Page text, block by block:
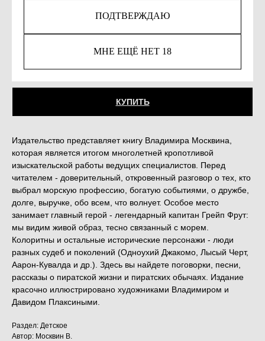
ПОДТВЕРЖДАЮ
МНЕ ЕЩЁ НЕТ 18
ИСТОРИЯ ОДНОГО ПИРАТА, ГРОЗЫ
322 р.
КУПИТЬ
Издательство представляет книгу Владимира Москвина,
которая является итогом многолетней кропотливой
изыскательской работы ведущих специалистов. Перед
читателем - доверительный, откровенный разговор о тех, кто
выбрал морскую профессию, богатую событиями, о дружбе,
долге, выручке, обо всем, что волнует. Особое место
занимает главный герой - легендарный капитан Грейп Фрут:
мы видим живой образ, тесно связанный с морем.
Колоритны и остальные исторические персонажи - люди
разных судеб и поколений (Одноухий Джакомо, Лысый Черт,
Аарон-Кувалда и др.). Здесь вы найдете поговорки, песни,
рассказы о пиратской жизни и пиратских обычаях. Издание
красочно иллюстрировано художниками Владимиром и
Давидом Плаксиными.
Раздел: Детское
Автор: Москвин В.